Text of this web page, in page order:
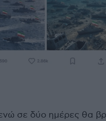
σε δύο ημέρες θα